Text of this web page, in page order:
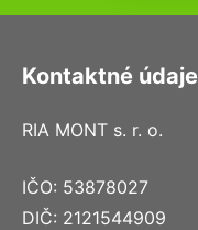
Kontaktné údaje
RIA MONT s. r. o.
IČO: 53878027
DIČ: 2121544909